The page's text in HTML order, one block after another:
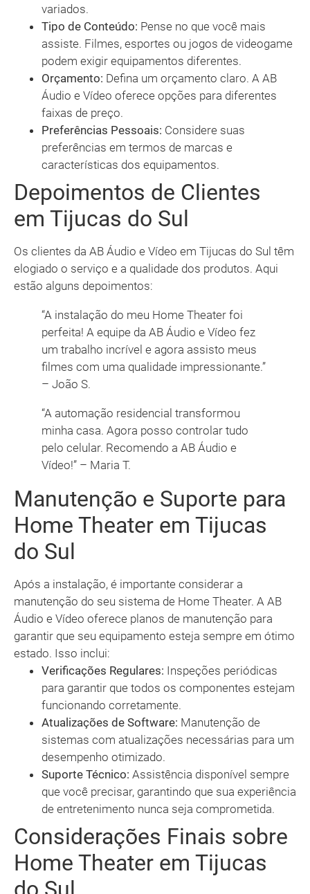
variados.
Tipo de Conteúdo: Pense no que você mais
assiste. Filmes, esportes ou jogos de videogame
podem exigir equipamentos diferentes.
Orçamento: Defina um orçamento claro. A AB
Áudio e Vídeo oferece opções para diferentes
faixas de preço.
Preferências Pessoais: Considere suas
preferências em termos de marcas e
características dos equipamentos.
Depoimentos de Clientes
em Tijucas do Sul
Os clientes da AB Áudio e Vídeo em Tijucas do Sul têm
elogiado o serviço e a qualidade dos produtos. Aqui
estão alguns depoimentos:
“A instalação do meu Home Theater foi
perfeita! A equipe da AB Áudio e Vídeo fez
um trabalho incrível e agora assisto meus
filmes com uma qualidade impressionante.”
– João S.
“A automação residencial transformou
minha casa. Agora posso controlar tudo
pelo celular. Recomendo a AB Áudio e
Vídeo!” – Maria T.
Manutenção e Suporte para
Home Theater em Tijucas
do Sul
Após a instalação, é importante considerar a
manutenção do seu sistema de Home Theater. A AB
Áudio e Vídeo oferece planos de manutenção para
garantir que seu equipamento esteja sempre em ótimo
estado. Isso inclui:
Verificações Regulares: Inspeções periódicas
para garantir que todos os componentes estejam
funcionando corretamente.
Atualizações de Software: Manutenção de
sistemas com atualizações necessárias para um
desempenho otimizado.
Suporte Técnico: Assistência disponível sempre
que você precisar, garantindo que sua experiência
de entretenimento nunca seja comprometida.
Considerações Finais sobre
Home Theater em Tijucas